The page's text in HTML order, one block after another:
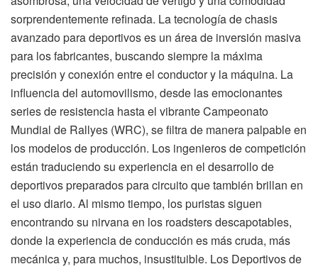
sorprendentemente refinada. La tecnología de chasis
avanzado para deportivos es un área de inversión masiva
para los fabricantes, buscando siempre la máxima
precisión y conexión entre el conductor y la máquina. La
influencia del automovilismo, desde las emocionantes
series de resistencia hasta el vibrante Campeonato
Mundial de Rallyes (WRC), se filtra de manera palpable en
los modelos de producción. Los ingenieros de competición
están traduciendo su experiencia en el desarrollo de
deportivos preparados para circuito que también brillan en
el uso diario. Al mismo tiempo, los puristas siguen
encontrando su nirvana en los roadsters descapotables,
donde la experiencia de conducción es más cruda, más
mecánica y, para muchos, insustituible. Los Deportivos de